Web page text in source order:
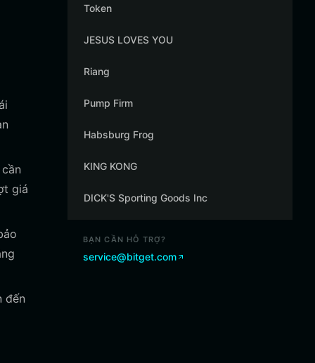
giá
đến
Token
JESUS LOVES YOU
Riang
Pump Firm
Habsburg Frog
KING KONG
DICK'S Sporting Goods Inc
BẠN CẦN HỖ TRỢ?
service@bitget.com